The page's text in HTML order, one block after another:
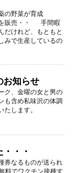
の野菜が育成
を販売・・ 手間暇
だけれど、もともと
みで生産しているの
お知らせ
ク、金曜の女と男の
も含め私味沢の体調
します。
・・
券なるものが送られ
料でワクチン接種す